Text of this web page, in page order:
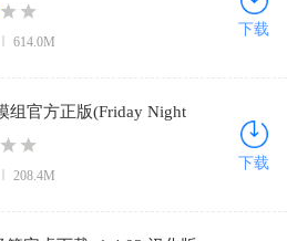
汉化版
614.0M
下载
组官方正版(Friday Night
最新版
208.4M
下载